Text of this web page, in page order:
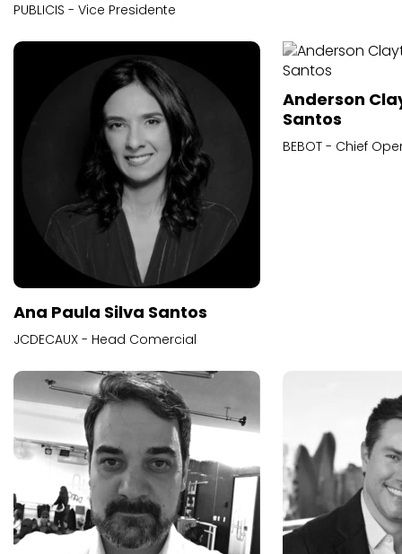
PUBLICIS - Vice Presidente
Ana Paula Silva Santos
JCDECAUX - Head Comercial
Anderson
Santos
BEBOT - Chief